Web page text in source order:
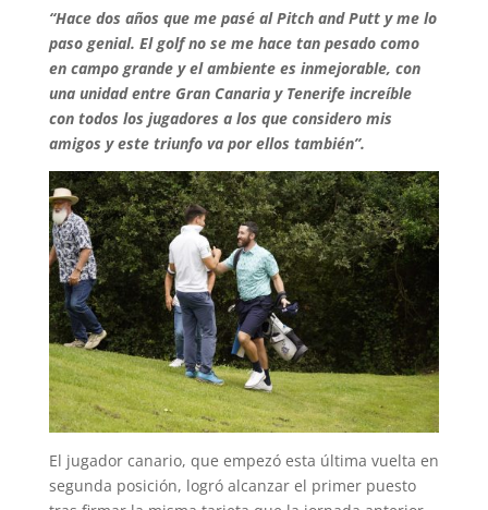
“Hace dos años que me pasé al Pitch and Putt y me lo
paso genial. El golf no se me hace tan pesado como
en campo grande y el ambiente es inmejorable, con
una unidad entre Gran Canaria y Tenerife increíble
con todos los jugadores a los que considero mis
amigos y este triunfo va por ellos también”.
El jugador canario, que empezó esta última vuelta en
segunda posición, logró alcanzar el primer puesto